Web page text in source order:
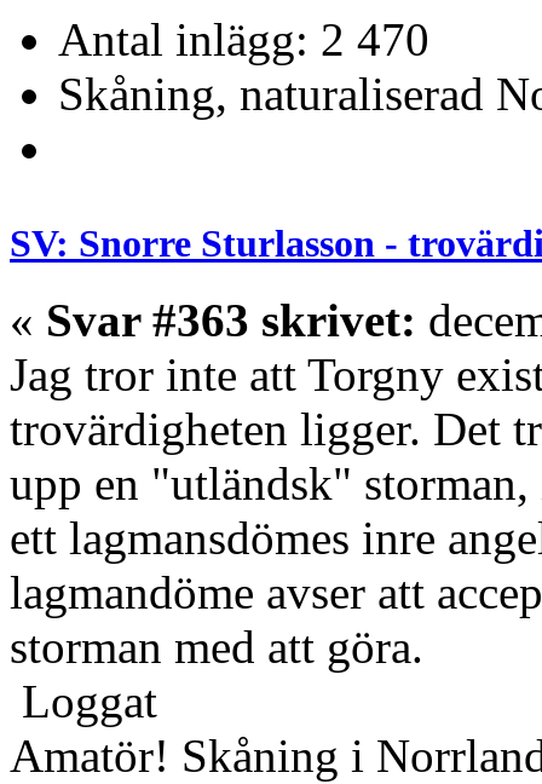
Antal inlägg: 2 470
Skåning, naturaliserad
SV: Snorre Sturlasson -
« Svar #363 skrivet:
Jag tror inte att Torgny
trovärdigheten ligger. Det
upp en "utländsk"
ett lagmansdömes inre
lagmandöme avser att
storman med att göra.
Loggat
Amatör! Skåning i